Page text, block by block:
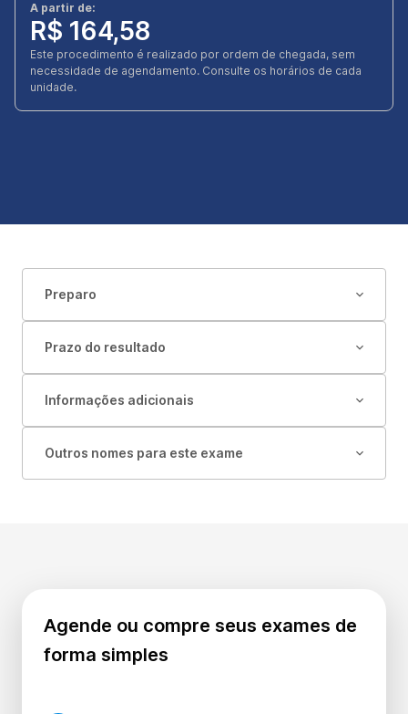
A partir de:
R$ 164,58
Este procedimento é realizado por ordem de chegada, sem
necessidade de agendamento. Consulte os horários de cada
unidade.
Preparo
Prazo do resultado
Informações adicionais
Outros nomes para este exame
Agende ou compre seus exames de
forma simples